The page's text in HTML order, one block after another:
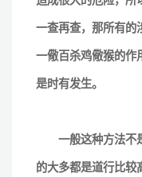
一查再查，那所有的
一儆百杀鸡儆猴的作
是时有发生。
一般这种方法不是
的大多都是道行比较